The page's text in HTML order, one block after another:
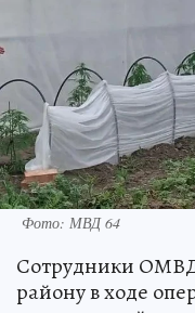
Фото: МВД 64
Сотрудники
району в ходе